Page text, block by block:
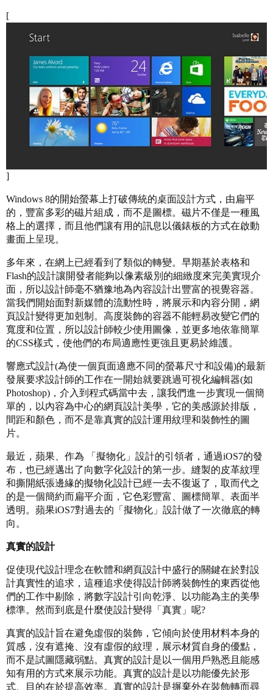
[
]
Windows 8的開始螢幕上打破傳統的桌面設計方式，由扁平
的，豐富多彩的磁片組成，而不是圖標。磁片不僅是一種風
格上的選擇，而且他們讓有用的訊息以儀錶板的方式在啟動
畫面上呈現。
多年來，在網上已經看到了類似的轉變。早期基於表格和
Flash的設計讓開發者能夠以像素級別的細緻度來完美實現介
面，所以設計師毫不猶豫地為內容設計出豐富的視覺容器。
當我們開始面對新媒體的流動性時，將展示和內容分開，網
頁設計變得更加剋制。高度裝飾的容器不能輕易改變它們的
寬度和位置，所以設計師較少使用圖像，並更多地依靠簡單
的CSS樣式，使他們的布局適應性更強且更易於維護。
響應式設計(為使一個頁面適應不同的螢幕尺寸和設備)的最新
發展要求設計師的工作在一開始就要跳過可視化編輯器(如
Photoshop)，介入到程式碼當中去，讓我們進一步實現一個簡
單的，以內容為中心的網頁設計美學，它的美感源於排版，
間距和顏色，而不是靠真實的設計運用紋理和裝飾性的圖
片。
最近，蘋果、作為 「擬物化」設計的引領者，通過iOS7的發
布，也已經邁出了向數字化設計的第一步。縫製的皮革紋理
和撕開紙張邊緣的擬物化設計已經一去不復返了，取而代之
的是一個簡約而扁平介面，它色彩豐富、圖標簡單、表面半
透明。蘋果iOS7對過去的「擬物化」設計做了一次徹底的轉
向。
真實的設計
促使現代設計理念在軟體和網頁設計中盛行的關鍵在於對設
計真實性的追求，這種追求使得設計師將裝飾性的東西從他
們的工作中剔除，將數字設計引向乾淨、以功能為主的美學
標準。然而到底是什麼使設計變得「真實」呢?
真實的設計旨在避免虛假的裝飾，它傾向於使用材料本身的
質感，沒有遮掩、沒有虛假的紋理，展示材質自身的優點，
而不是試圖隱藏弱點。真實的設計是以一個用戶熟悉且能感
知有用的方式來展示功能。真實的設計是以功能優先於形
式、目的在於提高效率。真實的設計是摒棄外在裝飾轉而尋